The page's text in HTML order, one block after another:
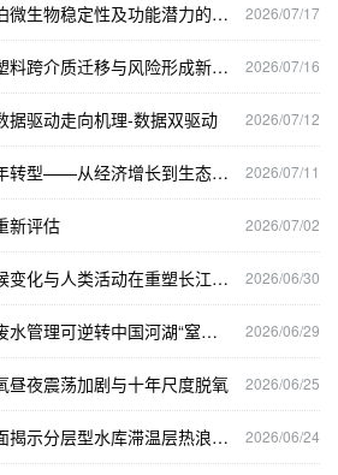
2026/07/17
研究揭示暖湿化对湖泊微生物稳定性及功能潜力的影响
2026/07/16
研究揭示通江湖泊微塑料跨介质迁移与风险形成新机制
2026/07/12
据驱动走向机理-数据双驱动
2026/07/11
研究揭示长江岸线十年转型——从经济增长到生态保护绿色发展
2026/07/02
新评估
2026/06/30
虚拟卫星星座揭示气候变化与人类活动在重塑长江十年浊度格局中的拮抗作用
2026/06/29
研究表明有机质和污废水管理可逆转中国河湖“窒息”危机
2026/06/25
昼夜震荡加剧与十年尺度脱氧
2026/06/24
四十年全水深温度剖面揭示分层型水库滞温层热浪的形成机制